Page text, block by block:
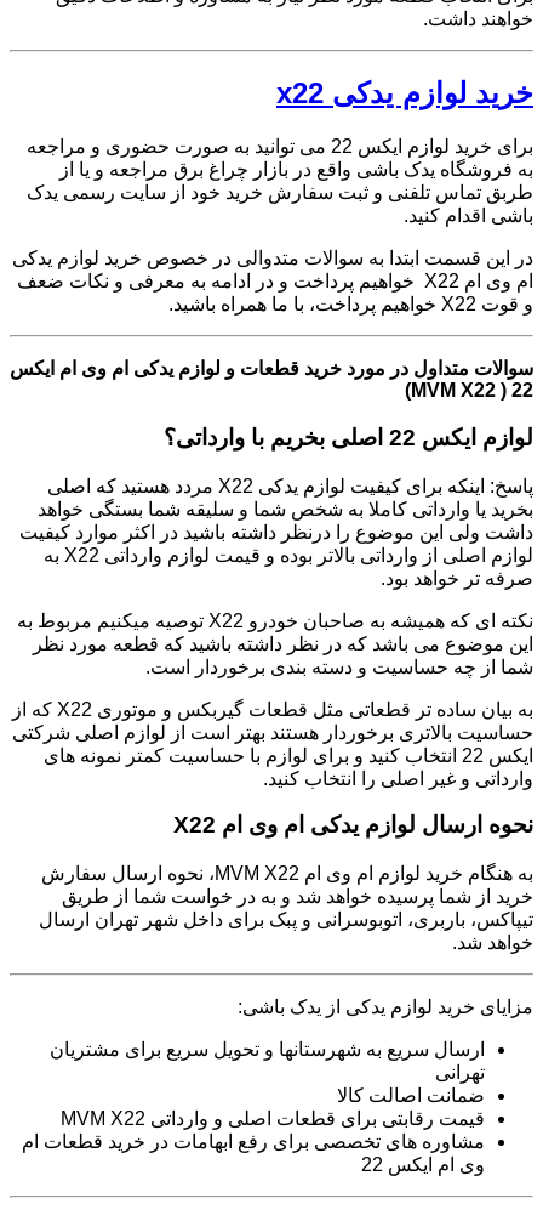
خواهند داشت.
خرید لوازم یدکی x22
برای خرید لوازم ایکس 22 می توانید به صورت حضوری و مراجعه
به فروشگاه یدک باشی واقع در بازار چراغ برق مراجعه و یا از
طربق تماس تلفنی و ثبت سفارش خرید خود از سایت رسمی یدک
باشی اقدام کنید.
در این قسمت ابتدا به سوالات متدوالی در خصوص خرید لوازم یدکی
ام وی ام X22 خواهیم پرداخت و در ادامه به معرفی و نکات ضعف
و قوت X22 خواهیم پرداخت، با ما همراه باشید.
سوالات متداول در مورد خرید قطعات و لوازم یدکی ام وی ام ایکس
22 ( MVM X22)
لوازم ایکس 22 اصلی بخریم با وارداتی؟
پاسخ: اینکه برای کیفیت لوازم یدکی X22 مردد هستید که اصلی
بخرید یا وارداتی کاملا به شخص شما و سلیقه شما بستگی خواهد
داشت ولی این موضوع را درنظر داشته باشید در اکثر موارد کیفیت
لوازم اصلی از وارداتی بالاتر بوده و قیمت لوازم وارداتی X22 به
صرفه تر خواهد بود.
نکته ای که همیشه به صاحبان خودرو X22 توصیه میکنیم مربوط به
این موضوع می باشد که در نظر داشته باشید که قطعه مورد نظر
شما از چه حساسیت و دسته بندی برخوردار است.
به بیان ساده تر قطعاتی مثل قطعات گیربکس و موتوری X22 که از
حساسیت بالاتری برخوردار هستند بهتر است از لوازم اصلی شرکتی
ایکس 22 انتخاب کنید و برای لوازم با حساسیت کمتر نمونه های
وارداتی و غیر اصلی را انتخاب کنید.
نحوه ارسال لوازم یدکی ام وی ام X22
به هنگام خرید لوازم ام وی ام MVM X22، نحوه ارسال سفارش
خرید از شما پرسیده خواهد شد و به در خواست شما از طریق
تیپاکس، باربری، اتوبوسرانی و پبک برای داخل شهر تهران ارسال
خواهد شد.
مزایای خرید لوازم یدکی از یدک باشی:
ارسال سریع به شهرستانها و تحویل سریع برای مشتریان
تهرانی
ضمانت اصالت کالا
قیمت رقابتی برای قطعات اصلی و وارداتی MVM X22
مشاوره های تخصصی برای رفع ابهامات در خرید قطعات ام
وی ام ایکس 22